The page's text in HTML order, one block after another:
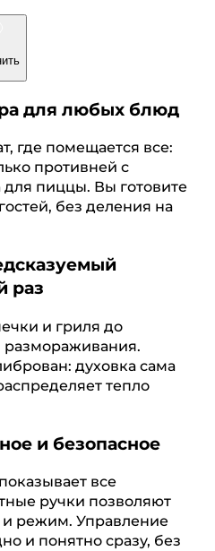
для любых блюд
где помещается все:
противней с
пиццы. Вы готовите
без деления на
раз
и гриля до
размораживания.
духовка сама
тепло
и безопасное
все
ручки позволяют
и режим. Управление
и понятно сразу, без